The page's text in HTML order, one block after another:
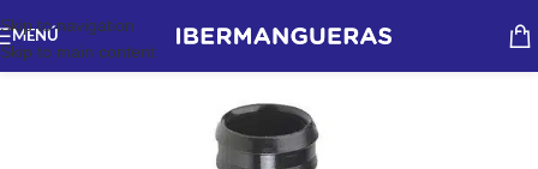
Skip to navigation
Skip to main content
MENÚ